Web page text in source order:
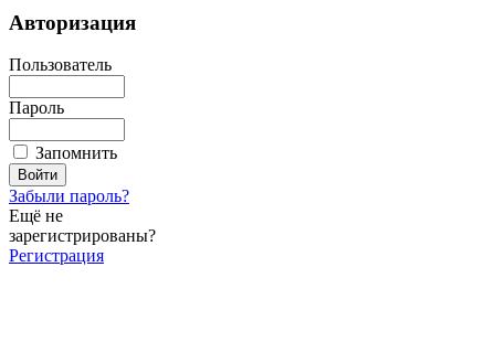
Авторизация
Пользователь
Пароль
Запомнить
Забыли пароль?
Ещё не
зарегистрированы?
Регистрация